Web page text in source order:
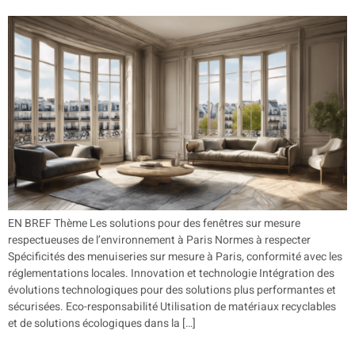
EN BREF Thème Les solutions pour des fenêtres sur mesure
respectueuses de l’environnement à Paris Normes à respecter
Spécificités des menuiseries sur mesure à Paris, conformité avec les
réglementations locales. Innovation et technologie Intégration des
évolutions technologiques pour des solutions plus performantes et
sécurisées. Eco-responsabilité Utilisation de matériaux recyclables
et de solutions écologiques dans la […]